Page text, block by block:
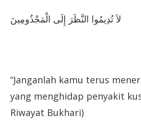
‏ لاَ تُدِيمُوا النَّظَرَ إِلَى الْمَجْذُومِينَ
“Janganlah kamu terus
yang menghidap penyakit
Riwayat Bukhari)